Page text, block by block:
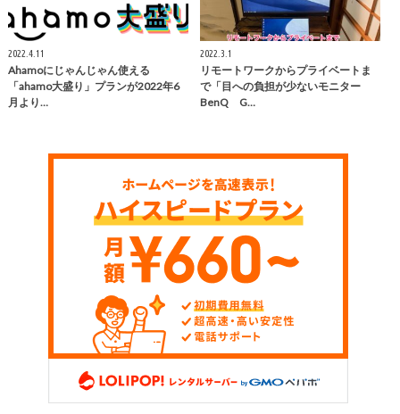
2022.4.11
Ahamoにじゃんじゃん使える
「ahamo大盛り」プランが2022年6
月より…
2022.3.1
リモートワークからプライベートま
で「目への負担が少ないモニター
BenQ G…